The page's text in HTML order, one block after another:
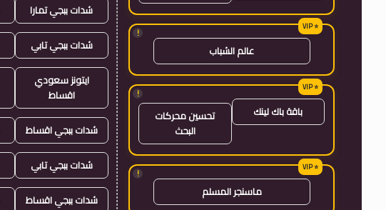
!
عالم الشباب
!
باقة باك لينك
تحسين محركات
البحث
!
ماسنجر المسلم
شدات ببجي تمارا
شدات ببجي تابي
ايتونز سعودي
اقساط
شدات ببجي اقساط
شدات ببجي تابي
شدات ببجي اقساط